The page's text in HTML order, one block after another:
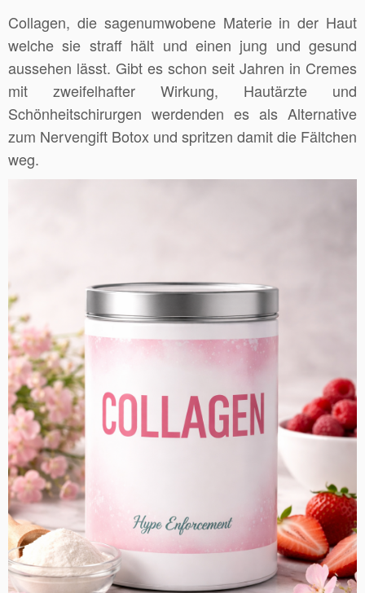
Collagen, die sagenumwobene Materie in der Haut
welche sie straff hält und einen jung und gesund
aussehen lässt. Gibt es schon seit Jahren in Cremes
mit zweifelhafter Wirkung, Hautärzte und
Schönheitschirurgen werdenden es als Alternative
zum Nervengift Botox und spritzen damit die Fältchen
weg.